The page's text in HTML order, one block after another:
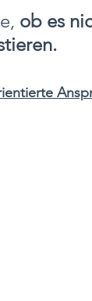
ob es